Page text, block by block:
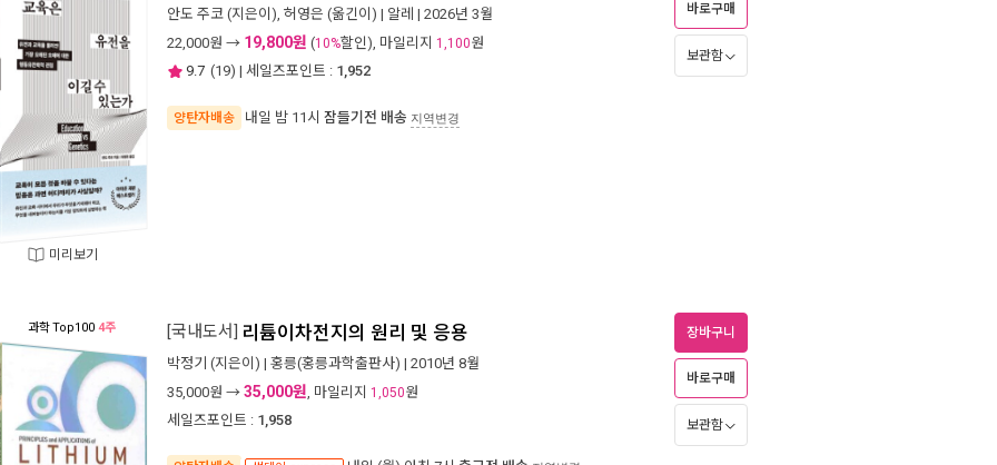
미리보기
안도 주코 (지은이), 허영은 (옮긴이) | 알레 | 2026년 3월
22,000원 → 19,800원 (10%할인), 마일리지 1,100원
9.7 (19) | 세일즈포인트 : 1,952
양탄자배송 내일 밤 11시 잠들기전 배송 지역변경
바로구매
보관함
과학Top100 4주 [국내도서] 리튬이차전지의 원리 및 응용
박정기 (지은이) | 홍릉(홍릉과학출판사) | 2010년 8월
35,000원 → 35,000원, 마일리지 1,050원
세일즈포인트 : 1,958
장바구니
바로구매
보관함